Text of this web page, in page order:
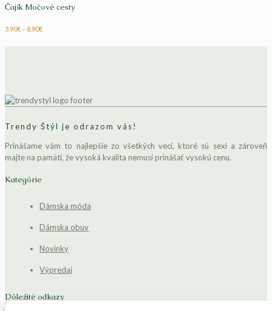
Čajík Močové cesty
3.90€ – 8.90€
Trendy Štýl je odrazom vás!
Prinášame vám to najlepšie zo všetkých vecí, ktoré sú sexi a zároveň
majte na pamäti, že vysoká kvalita nemusí prinášať vysokú cenu.
Kategórie
Dámska móda
Dámska obuv
Novinky
Výpredaj
Dôležité odkazy